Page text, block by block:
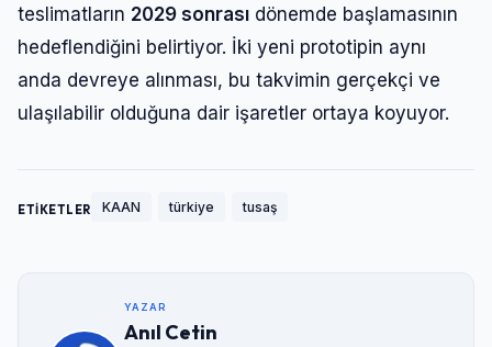
teslimatların 2029 sonrası dönemde başlamasının
hedeflendiğini belirtiyor. İki yeni prototipin aynı
anda devreye alınması, bu takvimin gerçekçi ve
ulaşılabilir olduğuna dair işaretler ortaya koyuyor.
ETİKETLER KAAN türkiye tusaş
YAZAR
Anıl Cetin